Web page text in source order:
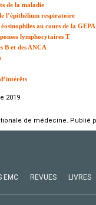
de la maladie
l’épithélium respiratoire
au cours de la GEPA
lymphocytaires T
B et des ANCA
2019.
de médecine. Publié
EMC REVUES LIVRES